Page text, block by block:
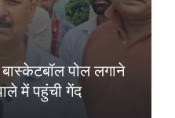
पोल लगाने
में पहुंची गेंद